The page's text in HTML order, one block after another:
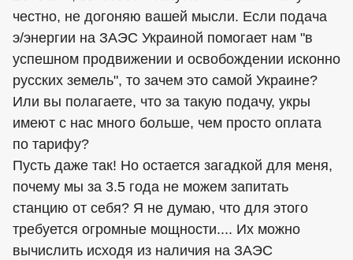
честно, не догоняю вашей мысли. Если подача
э/энергии на ЗАЭС Украиной помогает нам "в
успешном продвижении и освобождении исконно
русских земель", то зачем это самой Украине?
Или вы полагаете, что за такую подачу, укры
имеют с нас много больше, чем просто оплата
по тарифу?
Пусть даже так! Но остается загадкой для меня,
почему мы за 3.5 года не можем запитать
станцию от себя? Я не думаю, что для этого
требуется огромные мощности.... Их можно
вычислить исходя из наличия на ЗАЭС